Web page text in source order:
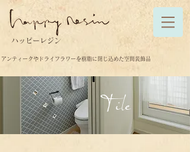
ハッピーレジン
アンティークやドライフラワーを樹脂に閉じ込めた空間装飾品
Tile